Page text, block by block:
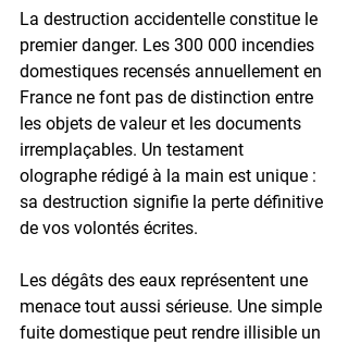
La destruction accidentelle constitue le
premier danger. Les 300 000 incendies
domestiques recensés annuellement en
France ne font pas de distinction entre
les objets de valeur et les documents
irremplaçables. Un testament
olographe rédigé à la main est unique :
sa destruction signifie la perte définitive
de vos volontés écrites.
Les dégâts des eaux représentent une
menace tout aussi sérieuse. Une simple
fuite domestique peut rendre illisible un